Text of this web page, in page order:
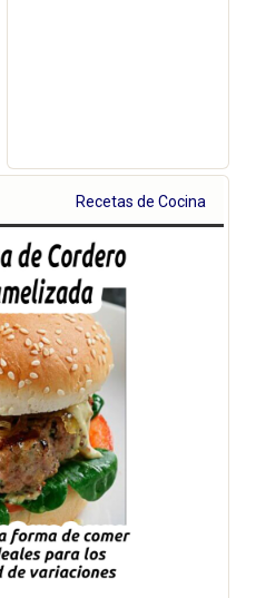
Recetas de Cocina